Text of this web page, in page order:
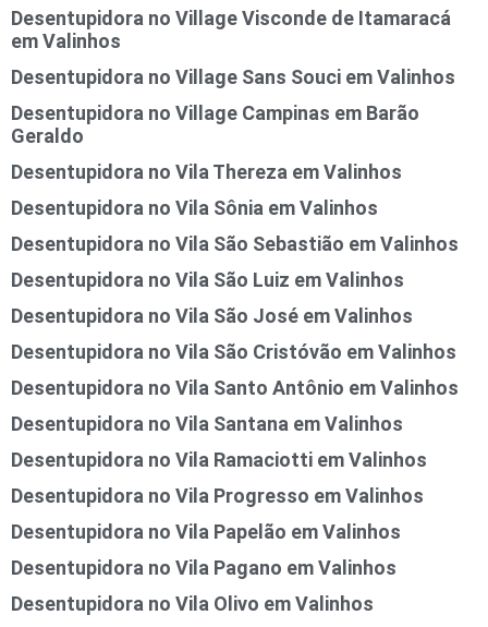
Desentupidora no Village Visconde de Itamaracá
em Valinhos
Desentupidora no Village Sans Souci em Valinhos
Desentupidora no Village Campinas em Barão
Geraldo
Desentupidora no Vila Thereza em Valinhos
Desentupidora no Vila Sônia em Valinhos
Desentupidora no Vila São Sebastião em Valinhos
Desentupidora no Vila São Luiz em Valinhos
Desentupidora no Vila São José em Valinhos
Desentupidora no Vila São Cristóvão em Valinhos
Desentupidora no Vila Santo Antônio em Valinhos
Desentupidora no Vila Santana em Valinhos
Desentupidora no Vila Ramaciotti em Valinhos
Desentupidora no Vila Progresso em Valinhos
Desentupidora no Vila Papelão em Valinhos
Desentupidora no Vila Pagano em Valinhos
Desentupidora no Vila Olivo em Valinhos